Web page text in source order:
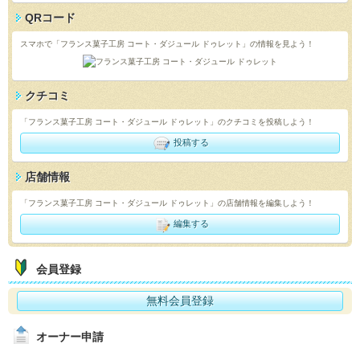
QRコード
スマホで「フランス菓子工房 コート・ダジュール ドゥレット」の情報を見よう！
クチコミ
「フランス菓子工房 コート・ダジュール ドゥレット」のクチコミを投稿しよう！
投稿する
店舗情報
「フランス菓子工房 コート・ダジュール ドゥレット」の店舗情報を編集しよう！
編集する
会員登録
無料会員登録
オーナー申請